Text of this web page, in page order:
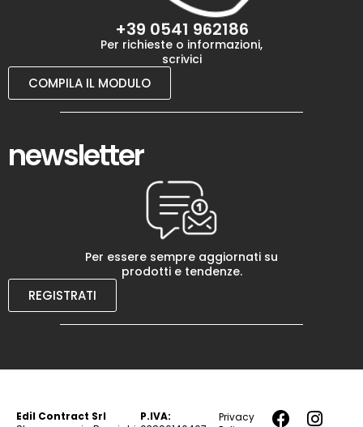
+39 0541 962186
Per richieste o informazioni,
scrivici
COMPILA IL MODULO
newsletter
Per essere sempre aggiornati su
prodotti e tendenze.
REGISTRATI
Edil Contract Srl
P.IVA:
Privacy